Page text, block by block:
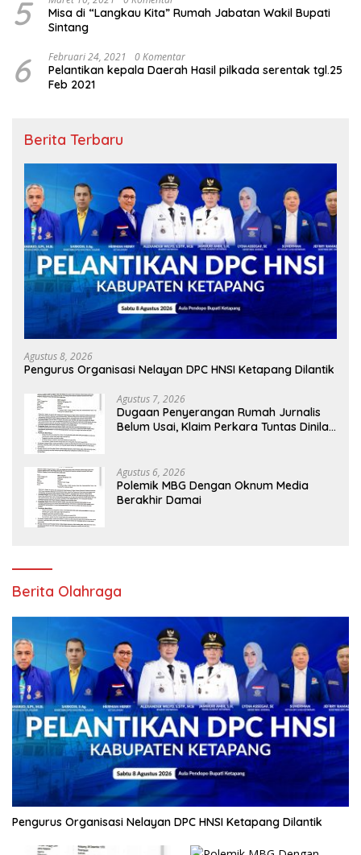
5
Misa di “Langkau Kita” Rumah Jabatan Wakil Bupati
Sintang
6 Februari 24, 2021 0 Komentar
Pelantikan kepala Daerah Hasil pilkada serentak tgl.25
Feb 2021
Berita Terbaru
Agustus 8, 2026
Pengurus Organisasi Nelayan DPC HNSI Ketapang Dilantik
Agustus 7, 2026
Dugaan Penyerangan Rumah Jurnalis
Belum Usai, Klaim Perkara Tuntas Dinilai
Agustus 6, 2026
Polemik MBG Dengan Oknum Media
Berakhir Damai
Berita Olahraga
Pengurus Organisasi Nelayan DPC HNSI Ketapang Dilantik